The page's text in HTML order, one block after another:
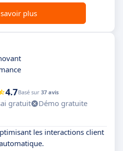
savoir plus
4.7Basé sur 37 avis
gratuit
Démo gratuite
les interactions client